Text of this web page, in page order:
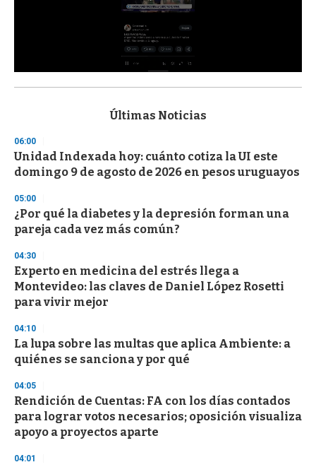
s
d
s
o
f
3
s
e
c
n
d
s
Últimas Noticias
06:00
Unidad Indexada hoy: cuánto cotiza la UI este
domingo 9 de agosto de 2026 en pesos uruguayos
05:00
¿Por qué la diabetes y la depresión forman una
pareja cada vez más común?
04:30
Experto en medicina del estrés llega a
Montevideo: las claves de Daniel López Rosetti
para vivir mejor
04:10
La lupa sobre las multas que aplica Ambiente: a
quiénes se sanciona y por qué
04:05
Rendición de Cuentas: FA con los días contados
para lograr votos necesarios; oposición visualiza
apoyo a proyectos aparte
04:01